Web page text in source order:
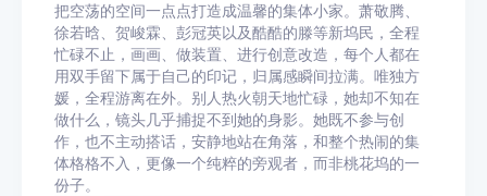
把空荡的空间一点点打造成温馨的集体小家。萧敬腾、
徐若晗、贺峻霖、彭冠英以及酷酷的滕等新坞民，全程
忙碌不止，画画、做装置、进行创意改造，每个人都在
用双手留下属于自己的印记，归属感瞬间拉满。唯独方
媛，全程游离在外。别人热火朝天地忙碌，她却不知在
做什么，镜头几乎捕捉不到她的身影。她既不参与创
作，也不主动搭话，安静地站在角落，和整个热闹的集
体格格不入，更像一个纯粹的旁观者，而非桃花坞的一
份子。